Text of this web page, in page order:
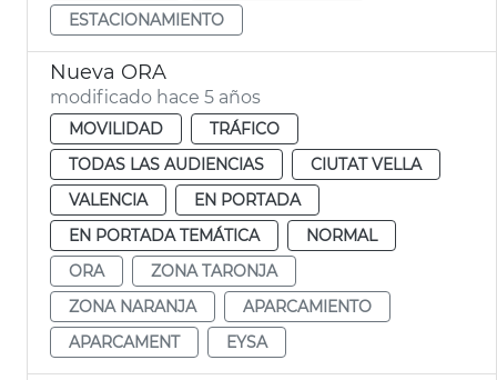
ESTACIONAMIENTO
Nueva ORA
modificado hace 5 años
MOVILIDAD
TRÁFICO
TODAS LAS AUDIENCIAS
CIUTAT VELLA
VALENCIA
EN PORTADA
EN PORTADA TEMÁTICA
NORMAL
ORA
ZONA TARONJA
ZONA NARANJA
APARCAMIENTO
APARCAMENT
EYSA